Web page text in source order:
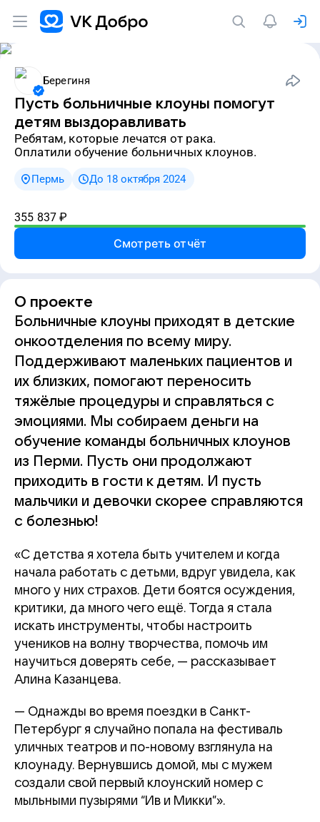
Берегиня
Пусть больничные клоуны помогут
детям выздоравливать
ребятам, которые лечатся от рака.
Оплатили обучение больничных клоунов.
Пермь До 18 октября 2024
355 837 ₽
Смотреть отчёт
О проекте
Больничные клоуны приходят в детские
онкоотделения по всему миру.
Поддерживают маленьких пациентов и
их близких, помогают переносить
тяжёлые процедуры и справляться с
эмоциями. Мы собираем деньги на
обучение команды больничных клоунов
из Перми. Пусть они продолжают
приходить в гости к детям. И пусть
мальчики и девочки скорее справляются
с болезнью!
«С детства я хотела быть учителем и когда
начала работать с детьми, вдруг увидела, как
много у них страхов. Дети боятся осуждения,
критики, да много чего ещё. Тогда я стала
искать инструменты, чтобы настроить
учеников на волну творчества, помочь им
научиться доверять себе, — рассказывает
Алина Казанцева.
— Однажды во время поездки в Санкт-
Петербург я случайно попала на фестиваль
уличных театров и по-новому взглянула на
клоунаду. Вернувшись домой, мы с мужем
создали свой первый клоунский номер с
мыльными пузырями “Ив и Микки”».